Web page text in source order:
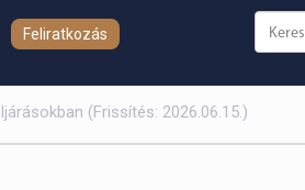
Feliratkozás
(Frissítés: 2026.06.15.)